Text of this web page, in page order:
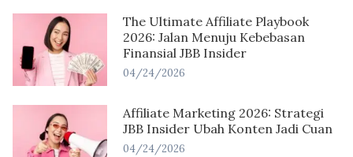
The Ultimate Affiliate Playbook
2026: Jalan Menuju Kebebasan
Finansial JBB Insider
04/24/2026
Affiliate Marketing 2026: Strategi
JBB Insider Ubah Konten Jadi Cuan
04/24/2026